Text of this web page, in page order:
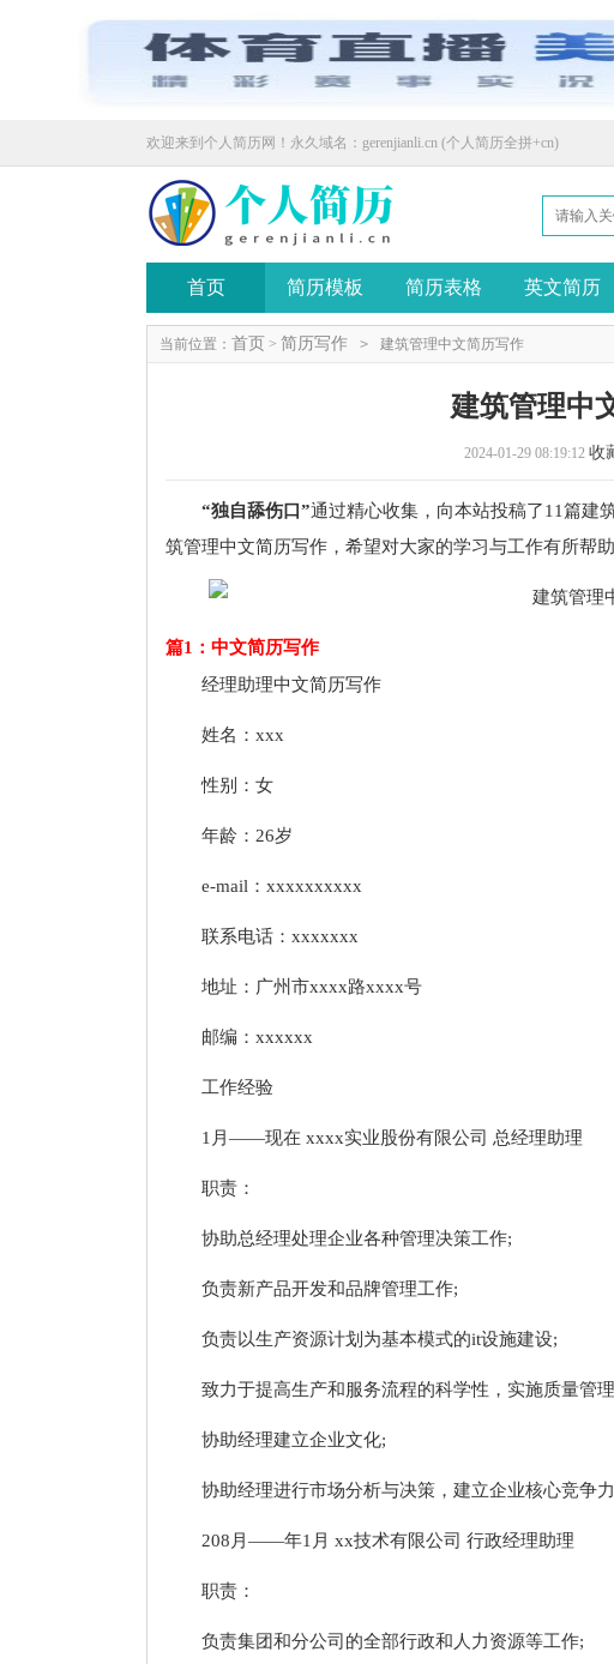
欢迎来到个人简历网！永久域名：gerenjianli.cn (个人简历全拼+cn)
首页 简历模板 简历表格 英文简历
当前位置： 首页 > 简历写作 > 建筑管理中文简历写作
建筑管理中
2024-01-29 08:19:12 收
“独自舔伤口”通过精心收集，向本站投稿了11篇建
筑管理中文简历写作，希望对大家的学习与工作有所帮助
篇1：中文简历写作
经理助理中文简历写作
姓名：xxx
性别：女
年龄：26岁
e-mail：xxxxxxxxxx
联系电话：xxxxxxx
地址：广州市xxxx路xxxx号
邮编：xxxxxx
工作经验
1月——现在 xxxx实业股份有限公司 总经理助理
职责：
协助总经理处理企业各种管理决策工作;
负责新产品开发和品牌管理工作;
负责以生产资源计划为基本模式的it设施建设;
致力于提高生产和服务流程的科学性，实施质量管
协助经理建立企业文化;
协助经理进行市场分析与决策，建立企业核心竞争
208月——年1月 xx技术有限公司 行政经理助理
职责：
负责集团和分公司的全部行政和人力资源等工作;